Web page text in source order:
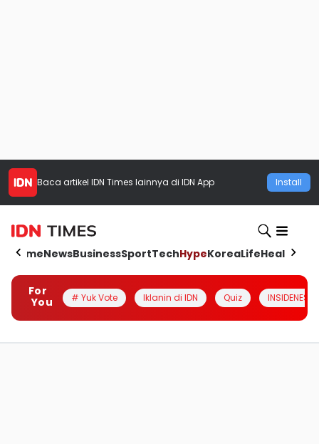
Baca artikel IDN Times lainnya di IDN App Install
HomeNewsBusinessSportTechHypeKoreaLifeHealth
For
You
# Yuk Vote Iklanin di IDN Quiz INSIDENESIA